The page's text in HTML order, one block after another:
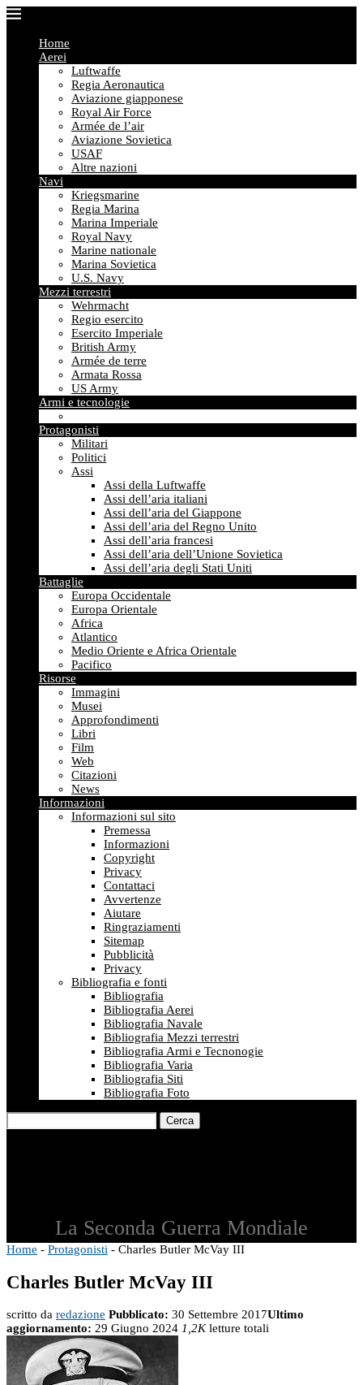
Home
Aerei
Luftwaffe
Regia Aeronautica
Aviazione giapponese
Royal Air Force
Armée de l’air
Aviazione Sovietica
USAF
Altre nazioni
Navi
Kriegsmarine
Regia Marina
Marina Imperiale
Royal Navy
Marine nationale
Marina Sovietica
U.S. Navy
Mezzi terrestri
Wehrmacht
Regio esercito
Esercito Imperiale
British Army
Armée de terre
Armata Rossa
US Army
Armi e tecnologie
Protagonisti
Militari
Politici
Assi
Assi della Luftwaffe
Assi dell’aria italiani
Assi dell’aria del Giappone
Assi dell’aria del Regno Unito
Assi dell’aria francesi
Assi dell’aria dell’Unione Sovietica
Assi dell’aria degli Stati Uniti
Battaglie
Europa Occidentale
Europa Orientale
Africa
Atlantico
Medio Oriente e Africa Orientale
Pacifico
Risorse
Immagini
Musei
Approfondimenti
Libri
Film
Web
Citazioni
News
Informazioni
Informazioni sul sito
Premessa
Informazioni
Copyright
Privacy
Contattaci
Avvertenze
Aiutare
Ringraziamenti
Sitemap
Pubblicità
Privacy
Bibliografia e fonti
Bibliografia
Bibliografia Aerei
Bibliografia Navale
Bibliografia Mezzi terrestri
Bibliografia Armi e Tecnonogie
Bibliografia Varia
Bibliografia Siti
Bibliografia Foto
Cerca
La Seconda Guerra Mondiale
Home - Protagonisti - Charles Butler McVay III
Charles Butler McVay III
scritto da redazione Pubblicato: 30 Settembre 2017Ultimo
aggiornamento: 29 Giugno 2024 1,2Kletture totali